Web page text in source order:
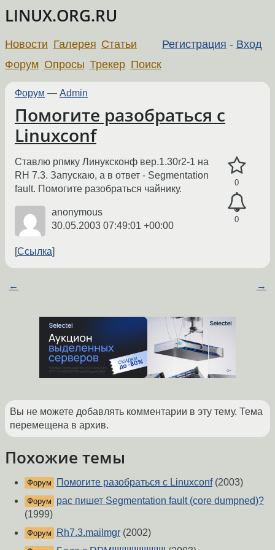
LINUX.ORG.RU
Регистрация - Вход
Новости Галерея Статьи
Форум Опросы Трекер Поиск
Форум — Admin
Помогите разобраться с
Linuxconf
0
0
Ставлю рпмку Линуксконф вер.1.30r2-1 на
RH 7.3. Запускаю, а в ответ - Segmentation
fault. Помогите разобраться чайнику.
anonymous
30.05.2003 07:49:01 +00:00
Ссылка
← →
Вы не можете добавлять комментарии в эту тему. Тема
перемещена в архив.
Похожие темы
Форум Помогите разобраться с Linuxconf(2003)
Форум
pac пишет Segmentation fault (core dumpned)?
(1999)
Форум Rh7.3.mailmgr (2002)